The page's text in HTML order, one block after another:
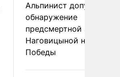
Альпинист допустил
обнаружение
предсмертной записки
Наговицыной на пике
Победы